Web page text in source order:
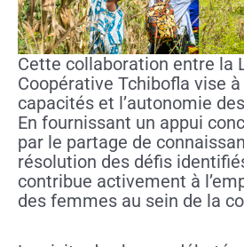
Cette collaboration entre la
Coopérative Tchibofla vise
capacités et l’autonomie
En fournissant un appui
par le partage de
résolution des défis
contribue activement à
des femmes au sein de la